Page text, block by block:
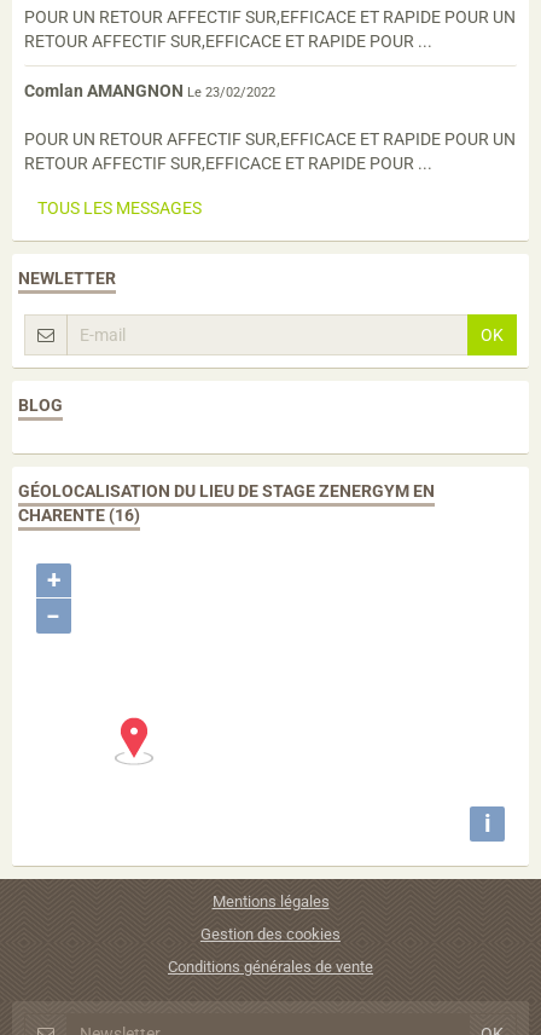
POUR UN RETOUR AFFECTIF SUR,EFFICACE ET RAPIDE POUR UN
RETOUR AFFECTIF SUR,EFFICACE ET RAPIDE POUR ...
Comlan AMANGNON Le 23/02/2022
POUR UN RETOUR AFFECTIF SUR,EFFICACE ET RAPIDE POUR UN
RETOUR AFFECTIF SUR,EFFICACE ET RAPIDE POUR ...
TOUS LES MESSAGES
NEWLETTER
OK
BLOG
GÉOLOCALISATION DU LIEU DE STAGE ZENERGYM EN
CHARENTE (16)
+
−
i
Mentions légales
Gestion des cookies
Conditions générales de vente